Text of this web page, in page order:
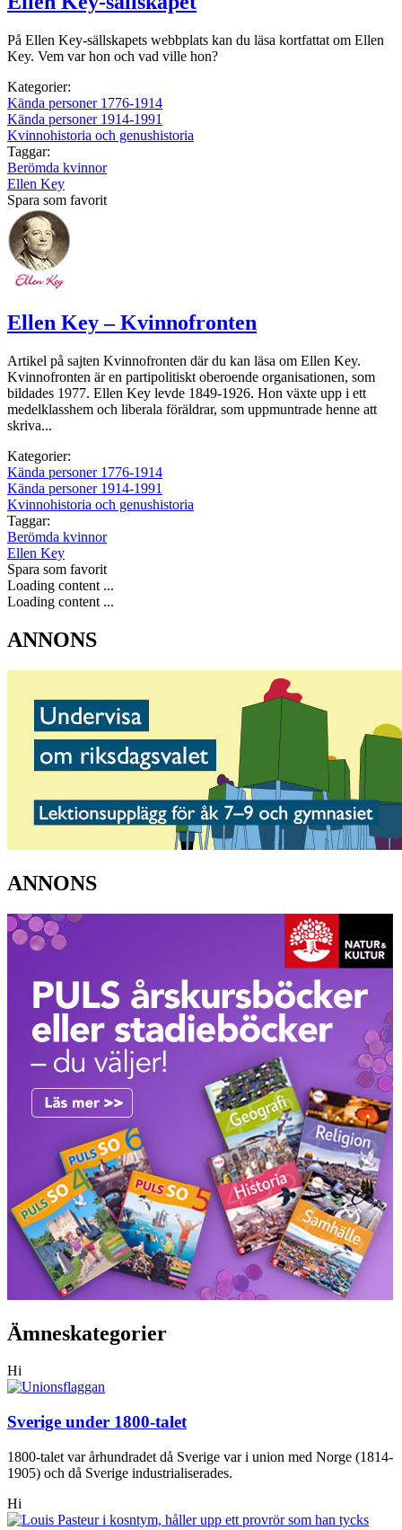
På Ellen Key-sällskapets webbplats kan du läsa kortfattat om Ellen
Key. Vem var hon och vad ville hon?
Kategorier:
Kända personer 1776-1914
Kända personer 1914-1991
Kvinnohistoria och genushistoria
Taggar:
Berömda kvinnor
Ellen Key
Spara som favorit
Ellen Key – Kvinnofronten
Artikel på sajten Kvinnofronten där du kan läsa om Ellen Key.
Kvinnofronten är en partipolitiskt oberoende organisationen, som
bildades 1977. Ellen Key levde 1849-1926. Hon växte upp i ett
medelklasshem och liberala föräldrar, som uppmuntrade henne att
skriva...
Kategorier:
Kända personer 1776-1914
Kända personer 1914-1991
Kvinnohistoria och genushistoria
Taggar:
Berömda kvinnor
Ellen Key
Spara som favorit
Loading content ...
Loading content ...
ANNONS
ANNONS
Ämneskategorier
Hi
Sverige under 1800-talet
1800-talet var århundradet då Sverige var i union med Norge (1814-
1905) och då Sverige industrialiserades.
Hi